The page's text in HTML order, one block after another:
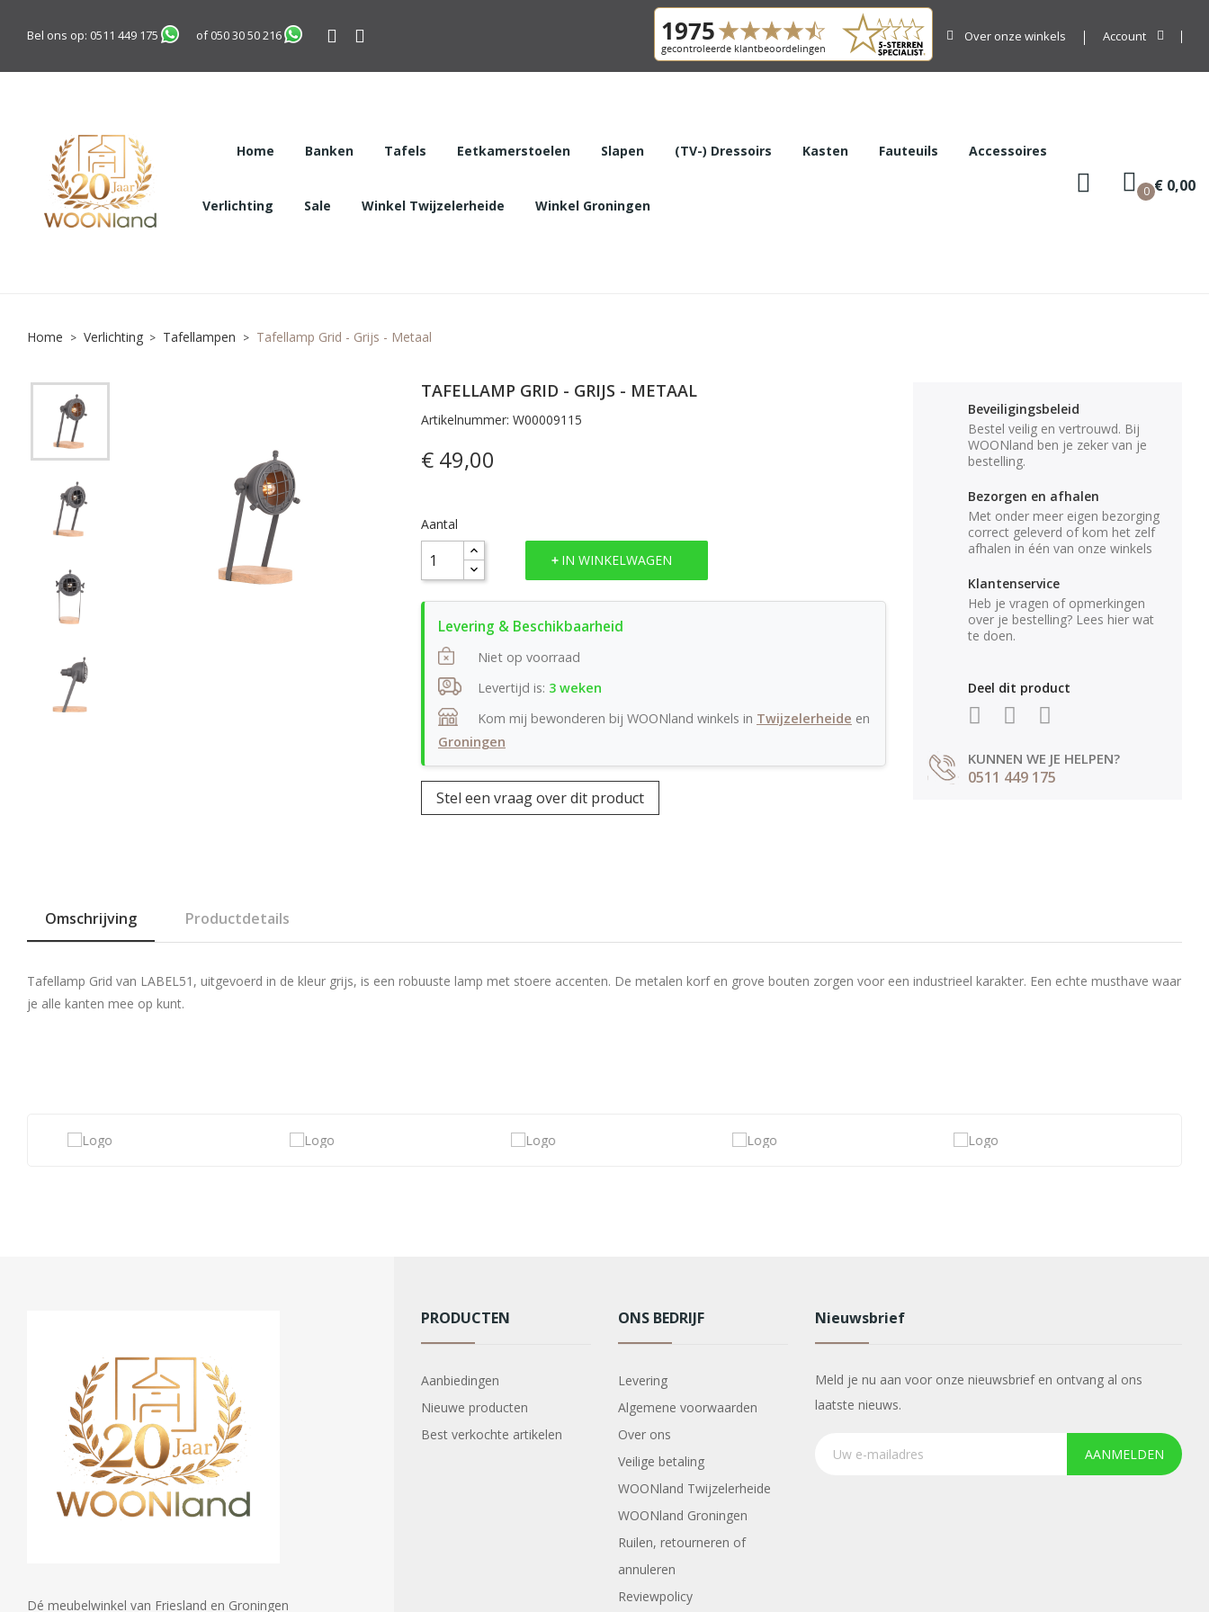
Bel ons op: 0511 449 175 of050 30 50 216 Over onze winkels Account
Home Banken Tafels Eetkamerstoelen Slapen (TV-) Dressoirs Kasten Fauteuils Accessoires
Verlichting Sale Winkel Twijzelerheide Winkel Groningen
0 € 0,00
Home Verlichting Tafellampen Tafellamp Grid - Grijs - Metaal
TAFELLAMP GRID - GRIJS - METAAL
Artikelnummer: W00009115
€ 49,00
Aantal
IN WINKELWAGEN
Niet op voorraad
Levertijd is: 3 weken
Kom mij bewonderen bij WOONland winkels in Twijzelerheide en
Groningen
Stel een vraag over dit product
Beveiligingsbeleid
Bestel veilig en vertrouwd. Bij
WOONland ben je zeker van je
bestelling.
Bezorgen en afhalen
Met onder meer eigen bezorging
correct geleverd of kom het zelf
afhalen in één van onze winkels
Klantenservice
Heb je vragen of opmerkingen
over je bestelling? Lees hier wat
te doen.
Deel dit product
KUNNEN WE JE HELPEN?
0511 449 175
Omschrijving Productdetails
Tafellamp Grid van LABEL51, uitgevoerd in de kleur grijs, is een robuuste lamp met stoere accenten. De metalen korf en grove bouten zorgen voor een industrieel karakter. Een echte musthave waar
je alle kanten mee op kunt.
Dé meubelwinkel van Friesland en Groningen
PRODUCTEN
Aanbiedingen
Nieuwe producten
Best verkochte artikelen
ONS BEDRIJF
Levering
Algemene voorwaarden
Over ons
Veilige betaling
WOONland Twijzelerheide
WOONland Groningen
Ruilen, retourneren of
annuleren
Reviewpolicy
Nieuwsbrief
Meld je nu aan voor onze nieuwsbrief en ontvang al ons
laatste nieuws.
AANMELDEN